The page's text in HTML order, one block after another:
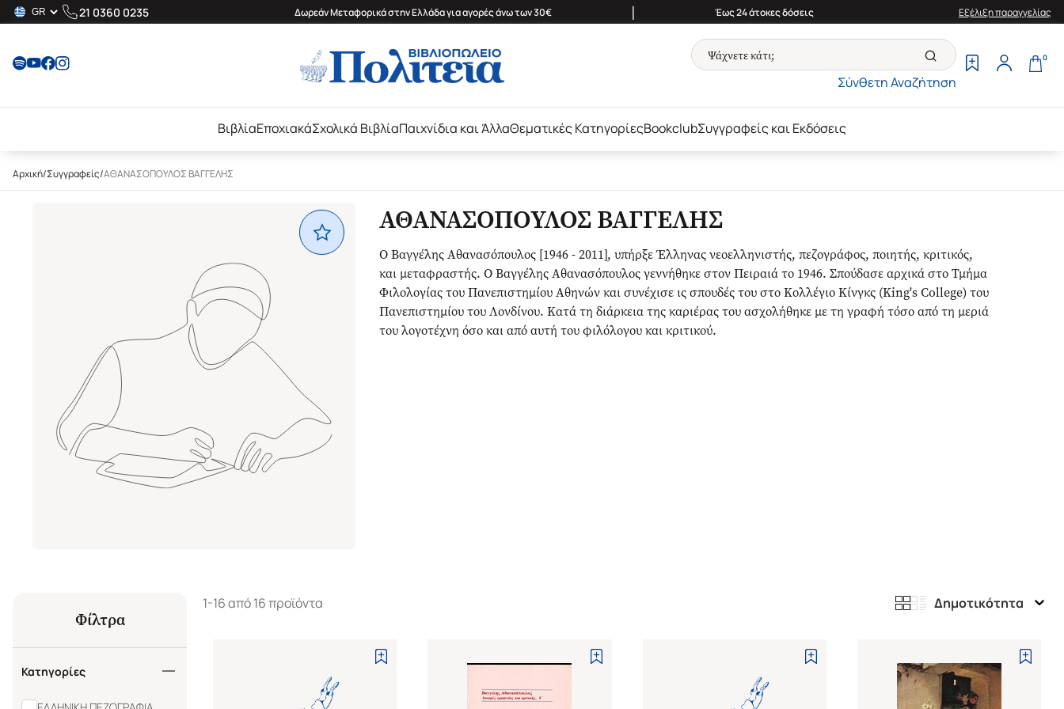
21 0360 0235 Δωρεάν Μεταφορικά στην Ελλάδα για αγορές άνω των 30€ | Έως 24 άτοκες δόσεις Εξέλιξη παραγγελίας
Σύνθετη Αναζήτηση
0
ΒιβλίαΕποχιακάΣχολικά ΒιβλίαΠαιχνίδια και ΆλλαΘεματικές ΚατηγορίεςBookclubΣυγγραφείς και Εκδόσεις
Αρχική/Συγγραφείς/ΑΘΑΝΑΣΟΠΟΥΛΟΣ ΒΑΓΓΕΛΗΣ
ΑΘΑΝΑΣΟΠΟΥΛΟΣ ΒΑΓΓΕΛΗΣ
Ο Βαγγέλης Αθανασόπουλος [1946 - 2011], υπήρξε Έλληνας νεοελληνιστής, πεζογράφος, ποιητής, κριτικός,
και μεταφραστής. Ο Βαγγέλης Αθανασόπουλος γεννήθηκε στον Πειραιά το 1946. Σπούδασε αρχικά στο Τμήμα
Φιλολογίας του Πανεπιστημίου Αθηνών και συνέχισε ις σπουδές του στο Κολλέγιο Κίνγκς (King's College) του
Πανεπιστημίου του Λονδίνου. Κατά τη διάρκεια της καριέρας του ασχολήθηκε με τη γραφή τόσο από τη μεριά
του λογοτέχνη όσο και από αυτή του φιλόλογου και κριτικού.
Φίλτρα
Κατηγορίες
1-16 από 16 προϊόντα Δημοτικότητα